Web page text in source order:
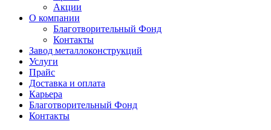
Акции
О компании
Благотворительный Фонд
Контакты
Завод металлоконструкций
Услуги
Прайс
Доставка и оплата
Карьера
Благотворительный Фонд
Контакты